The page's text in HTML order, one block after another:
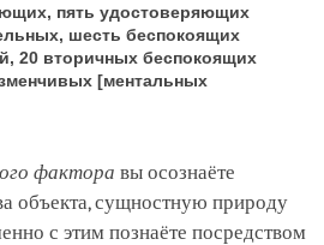
пять удостоверяющих
шесть беспокоящих
20 вторичных беспокоящих
[ментальных
фактора вы осознаёте
объекта, сущностную природу
с этим познаёте посредством